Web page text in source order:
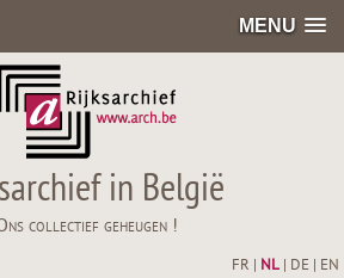
MENU
in België
collectief geheugen !
FR NL| DE EN